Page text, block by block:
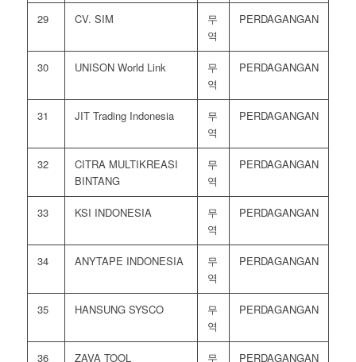
29 CV. SIM
무
역
PERDAGANGAN
30 UNISON World Link
무
역
PERDAGANGAN
31 JIT Trading Indonesia
무
역
PERDAGANGAN
32
CITRA MULTIKREASI
BINTANG
무
역
PERDAGANGAN
33 KSI INDONESIA
무
역
PERDAGANGAN
34 ANYTAPE INDONESIA
무
역
PERDAGANGAN
35 HANSUNG SYSCO
무
역
PERDAGANGAN
36
ZAVA TOOL
무
PERDAGANGAN